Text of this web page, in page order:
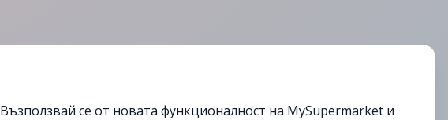
Възползвай се от новата функционалност на MySupermarket и